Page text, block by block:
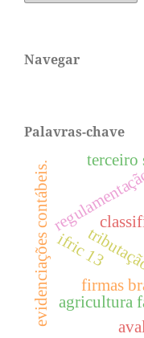
Navegar
Palavras-chave
firmas
agricultura
terceiro
evidenciações contábeis.ifric 13